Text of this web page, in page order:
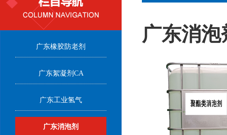
广东橡胶防老剂
广东絮凝剂CA
广东工业氢气
广东消泡剂
广东消泡